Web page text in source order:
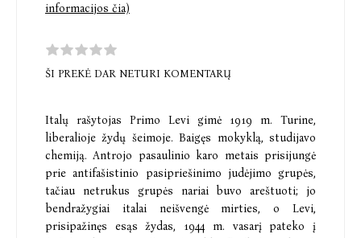
informacijos čia)
ŠI PREKĖ DAR NETURI KOMENTARŲ
Italų rašytojas Primo Levi gimė 1919 m. Turine,
liberalioje žydų šeimoje. Baigęs mokyklą, studijavo
chemiją. Antrojo pasaulinio karo metais prisijungė
prie antifašistinio pasipriešinimo judėjimo grupės,
tačiau netrukus grupės nariai buvo areštuoti; jo
bendražygiai italai neišvengė mirties, o Levi,
prisipažinęs esąs žydas, 1944 m. vasarį pateko į